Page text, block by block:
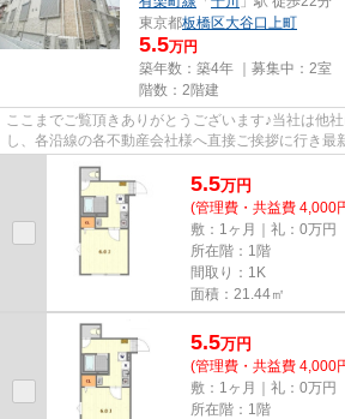
東京都板橋区大谷口上町
5.5万円
築年数：築4年 ｜募集中： 2室
階数：2階建
ここまでご覧頂きありがとうございます♪当社は他
し、各沿線の各不動産会社様へ直接ご挨拶に行き最
5.5万円
(管理費・共益費 4,000
敷：1ヶ月｜礼：0万円
所在階：1階
間取り：1K
面積：21.44㎡
5.5万円
(管理費・共益費 4,000
敷：1ヶ月｜礼：0万円
所在階：1階